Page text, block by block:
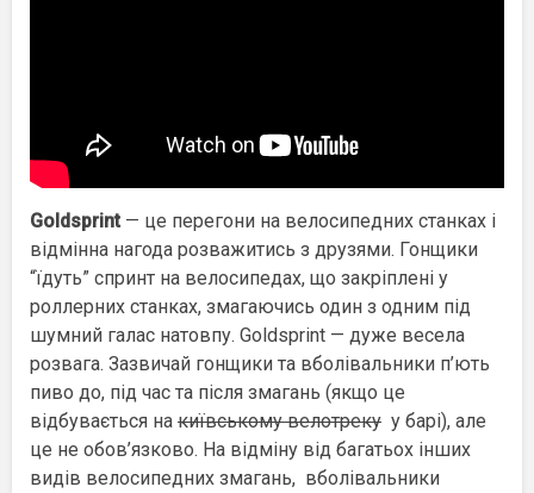
Goldsprint — це перегони на велосипедних станках і
відмінна нагода розважитись з друзями. Гонщики
“їдуть” спринт на велосипедах, що закріплені у
роллерних станках, змагаючись один з одним під
шумний галас натовпу. Goldsprint — дуже весела
розвага. Зазвичай гонщики та вболівальники п’ють
пиво до, під час та після змагань (якщо це
відбувається на київському велотреку у барі), але
це не обов’язково. На відміну від багатьох інших
видів велосипедних змагань, вболівальники